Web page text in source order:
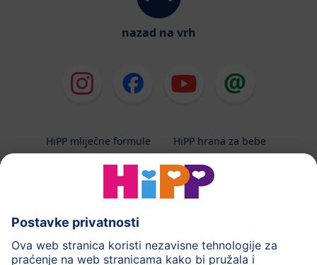
nazad na vrh
HiPP mliječne formule
HiPP hrana za bebe
HiPP njega
HiPP trudnoća
Terapeutska dijeta
Zaštita podataka i upute za korištenj
Uvjeti korištenja
Impressum Kontakt